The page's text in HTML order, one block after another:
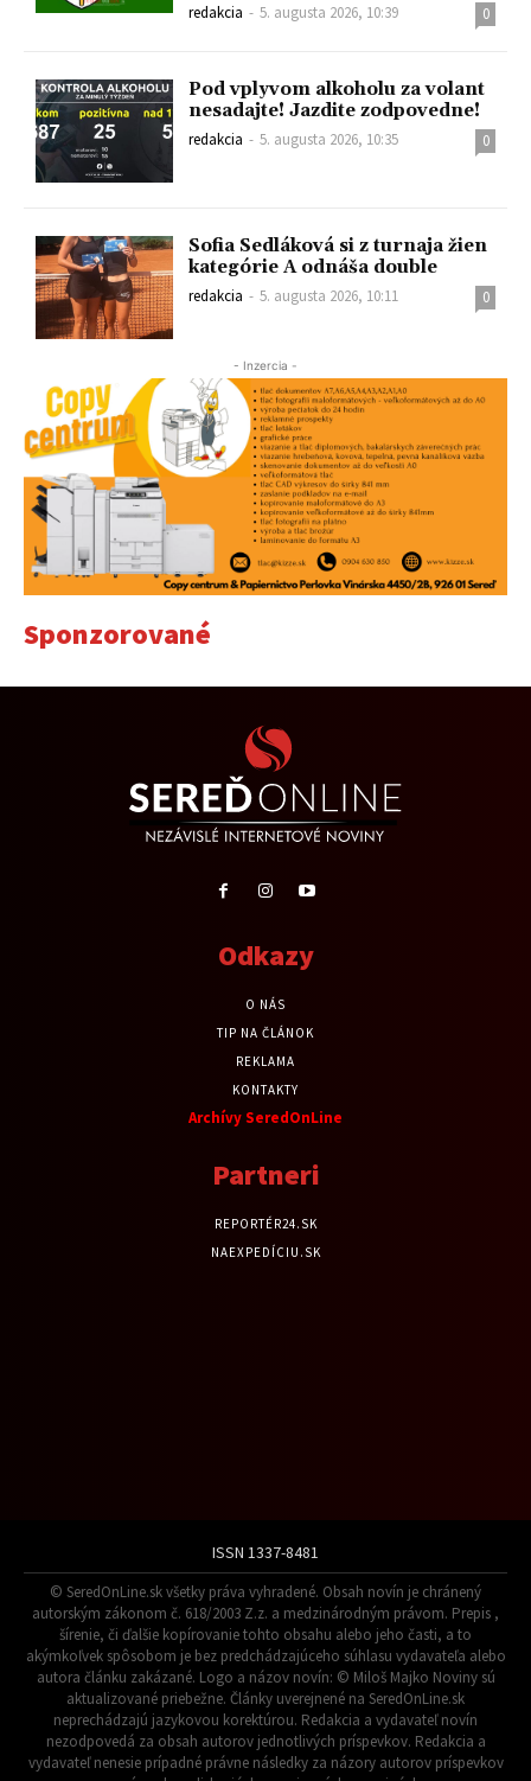
redakcia - 5. augusta 2026, 10:39 0
Pod vplyvom alkoholu za volant
nesadajte! Jazdite zodpovedne!
redakcia - 5. augusta 2026, 10:35 0
Sofia Sedláková si z turnaja žien
kategórie A odnáša double
redakcia - 5. augusta 2026, 10:11 0
- Inzercia -
Sponzorované
Odkazy
O NÁS
TIP NA ČLÁNOK
REKLAMA
KONTAKTY
Archívy SeredOnLine
Partneri
REPORTÉR24.SK
NAEXPEDÍCIU.SK
ISSN 1337-8481
© SeredOnLine.sk všetky práva vyhradené. Obsah novín je chránený
autorským zákonom č. 618/2003 Z.z. a medzinárodným právom. Prepis ,
šírenie, či ďalšie kopírovanie tohto obsahu alebo jeho časti, a to
akýmkoľvek spôsobom je bez predchádzajúceho súhlasu vydavateľa alebo
autora článku zakázané. Logo a názov novín: © Miloš Majko Noviny sú
aktualizované priebežne. Články uverejnené na SeredOnLine.sk
neprechádzajú jazykovou korektúrou. Redakcia a vydavateľ novín
nezodpovedá za obsah autorov jednotlivých príspevkov. Redakcia a
vydavateľ nenesie prípadné právne následky za názory autorov príspevkov